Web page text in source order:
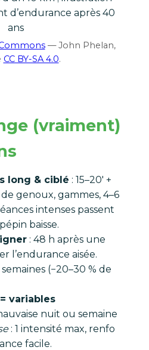
— John Phelan,
CC BY-SA 4.0.
(vraiment)
long & ciblé : 15–20′ +
genoux, gammes, 4–6
intenses passent
baisse.
: 48 h après une
l’endurance aisée.
(−20–30 % de
variables
nuit ou semaine
: 1 intensité max, renfo
facile.